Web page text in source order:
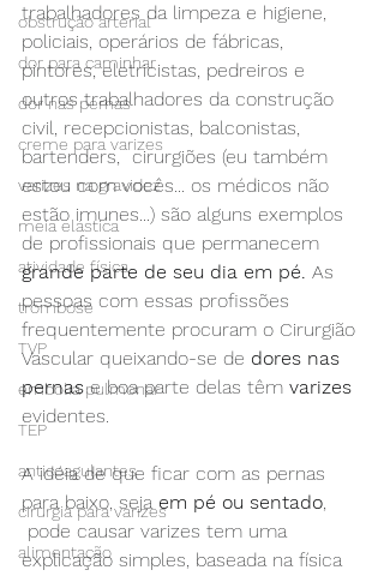
obstrução arterial
dor para caminhar
dor nas pernas
creme para varizes
varizes na gravidez
meia elástica
atividade física
trombose
TVP
embolia pulmonar
TEP
anticoagulantes
cirurgia para varizes
alimentação
trabalhadores da limpeza e higiene,
policiais, operários de fábricas,
pintores, eletricistas, pedreiros e
outros trabalhadores da construção
civil, recepcionistas, balconistas,
bartenders,  cirurgiões (eu também
estou com vocês... os médicos não
estão imunes...) são alguns exemplos
de profissionais que permanecem
grande parte de seu dia em pé. As
pessoas com essas profissões
frequentemente procuram o Cirurgião
Vascular queixando-se de dores nas
pernas e boa parte delas têm varizes
evidentes.
A idéia de que ficar com as pernas
para baixo, seja em pé ou sentado,
pode causar varizes tem uma
explicação simples, baseada na física